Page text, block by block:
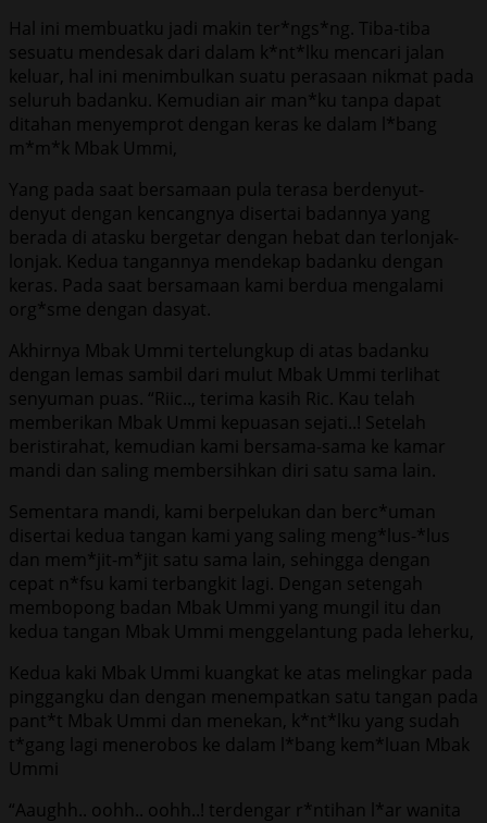
Hal ini membuatku jadi makin ter*ngs*ng. Tiba-tiba
sesuatu mendesak dari dalam k*nt*lku mencari jalan
keluar, hal ini menimbulkan suatu perasaan nikmat pada
seluruh badanku. Kemudian air man*ku tanpa dapat
ditahan menyemprot dengan keras ke dalam l*bang
m*m*k Mbak Ummi,
Yang pada saat bersamaan pula terasa berdenyut-
denyut dengan kencangnya disertai badannya yang
berada di atasku bergetar dengan hebat dan terlonjak-
lonjak. Kedua tangannya mendekap badanku dengan
keras. Pada saat bersamaan kami berdua mengalami
org*sme dengan dasyat.
Akhirnya Mbak Ummi tertelungkup di atas badanku
dengan lemas sambil dari mulut Mbak Ummi terlihat
senyuman puas. “Riic.., terima kasih Ric. Kau telah
memberikan Mbak Ummi kepuasan sejati..! Setelah
beristirahat, kemudian kami bersama-sama ke kamar
mandi dan saling membersihkan diri satu sama lain.
Sementara mandi, kami berpelukan dan berc*uman
disertai kedua tangan kami yang saling meng*lus-*lus
dan mem*jit-m*jit satu sama lain, sehingga dengan
cepat n*fsu kami terbangkit lagi. Dengan setengah
membopong badan Mbak Ummi yang mungil itu dan
kedua tangan Mbak Ummi menggelantung pada leherku,
Kedua kaki Mbak Ummi kuangkat ke atas melingkar pada
pinggangku dan dengan menempatkan satu tangan pada
pant*t Mbak Ummi dan menekan, k*nt*lku yang sudah
t*gang lagi menerobos ke dalam l*bang kem*luan Mbak
Ummi
“Aaughh.. oohh.. oohh..! terdengar r*ntihan l*ar wanita